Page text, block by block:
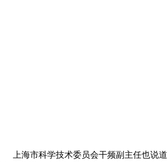
上海市科学技术委员会干频副主任也说道